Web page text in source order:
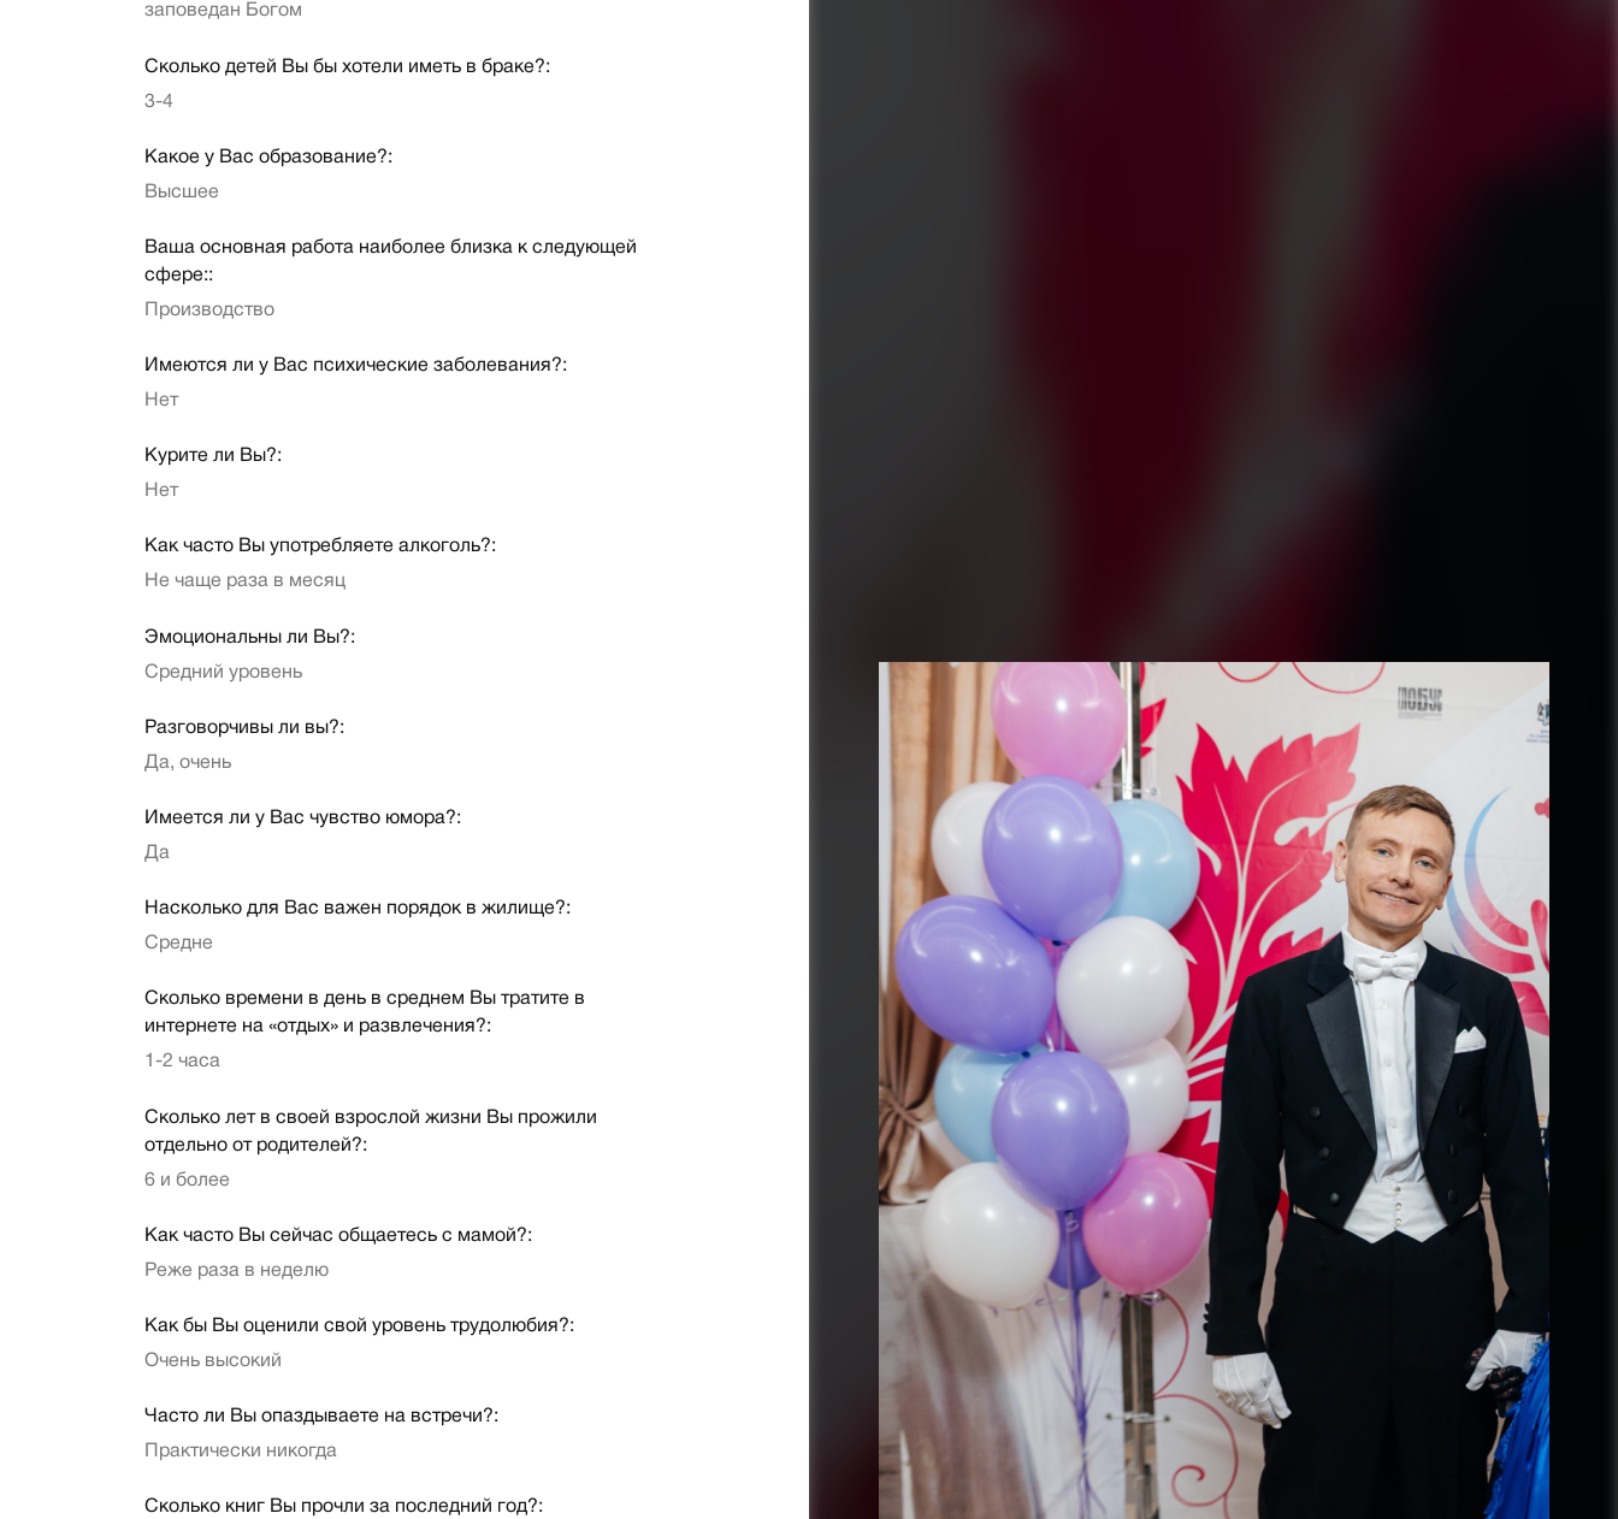
заповедан Богом
Сколько детей Вы бы хотели иметь в браке?:
3-4
Какое у Вас образование?:
Высшее
Ваша основная работа наиболее близка к следующей
сфере::
Производство
Имеются ли у Вас психические заболевания?:
Нет
Курите ли Вы?:
Нет
Как часто Вы употребляете алкоголь?:
Не чаще раза в месяц
Эмоциональны ли Вы?:
Средний уровень
Разговорчивы ли вы?:
Да, очень
Имеется ли у Вас чувство юмора?:
Да
Насколько для Вас важен порядок в жилище?:
Средне
Сколько времени в день в среднем Вы тратите в
интернете на «отдых» и развлечения?:
1-2 часа
Сколько лет в своей взрослой жизни Вы прожили
отдельно от родителей?:
6 и более
Как часто Вы сейчас общаетесь с мамой?:
Реже раза в неделю
Как бы Вы оценили свой уровень трудолюбия?:
Очень высокий
Часто ли Вы опаздываете на встречи?:
Практически никогда
Сколько книг Вы прочли за последний год?: